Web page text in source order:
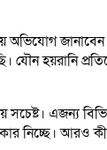
অভিযোগ
যৌন হয়রানি
এজন্য
নিচ্ছে। আরও